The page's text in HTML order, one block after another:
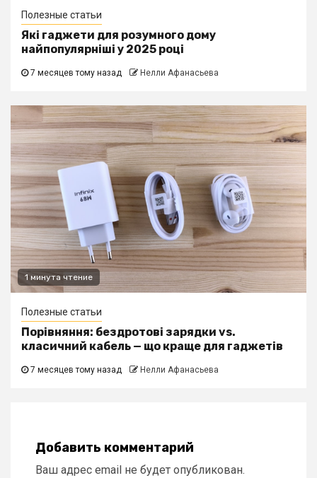
Полезные статьи
Які гаджети для розумного дому
найпопулярніші у 2025 році
7 месяцев тому назад Нелли Афанасьева
1 минута чтение
Полезные статьи
Порівняння: бездротові зарядки vs.
класичний кабель — що краще для гаджетів
7 месяцев тому назад Нелли Афанасьева
Добавить комментарий
Ваш адрес email не будет опубликован.